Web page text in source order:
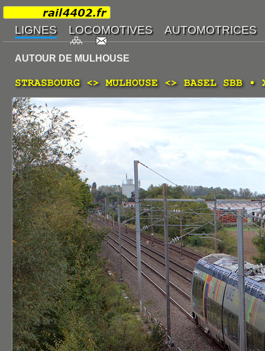
AUTOUR DE MULHOUSE
STRASBOURG <> MULHOUSE <> BASEL SBB